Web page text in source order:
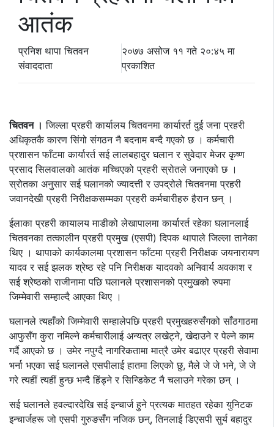
आतंक
प्रनिश थापा चितवन
संवाददाता
२०७७ असोज ११ गते २०:४५ मा
प्रकाशित
चितवन । जिल्ला प्रहरी कार्यालय चितवनमा कार्यारर्त दुई जना प्रहरी
अधिकृतकै कारण सिंगो संगठन नै बदनाम बन्दै गएको छ । कर्मचारी
प्रशासन फाँटमा कार्यारर्त सई लालबहादुर घलान र सुवेदार मेजर कृष्ण
प्रसाद सिलवालको आतंक मच्चिएको प्रहरी स्रोतले जनाएको छ ।
स्रोतका अनुसार सई घलानको ज्यादत्ती र उपद्रोले चितवनमा प्रहरी
जवानदेखी प्रहरी निरीक्षकसम्मका प्रहरी कर्मचारीहरु हैरान छन् ।
ईलाका प्रहरी कायालय माडीको लेखापालमा कार्यारर्त रहेका घलानलाई
चितवनका तत्कालीन प्रहरी प्रमुख (एसपी) दिपक थापाले जिल्ला तानेका
थिए । थापाको कार्यकालमा प्रशासन फाँटमा प्रहरी निरीक्षक जयनारायण
यादव र सई झलक श्रेष्ठ रहे पनि निरीक्षक यादवको अनिवार्य अवकाश र
सई श्रेष्ठको राजीनामा पछि घलानले प्रशासनको प्रमुखको रुपमा
जिम्मेवारी सम्हाल्दै आएका थिए ।
घलानले त्यहाँको जिम्मेवारी सम्हालेपछि प्रहरी प्रमुखहरुसँगको साँठगाठमा
आफुसँग कुरा नमिल्ने कर्मचारीलाई अन्यत्र लखेट्ने, खेदाउने र पेल्ने काम
गर्दै आएको छ । उमेर नपुग्दै नागरिकतामा मात्रै उमेर बढाएर प्रहरी सेवामा
भर्ना भएका सई घलानले एसपीलाई हातमा लिएको छु, मैले जे जे भने, जे जे
गरे त्यहीं त्यहीं हुन्छ भन्दै हिंड्ने र सिन्डिकेट नै चलाउने गरेका छन् ।
सई घलानले हवल्दारदेखि सई इन्चार्ज हुने प्रत्यक मातहत रहेका युनिटक
इन्चार्जहरू जो एसपी गुरुङसँग नजिक छन्, तिनलाई डिएसपी सुर्य बहादुर